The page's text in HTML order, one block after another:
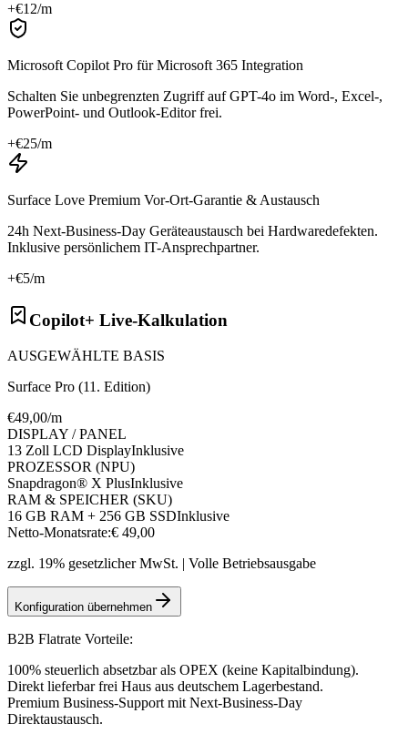
+€12/m
Microsoft Copilot Pro für Microsoft 365 Integration
Schalten Sie unbegrenzten Zugriff auf GPT-4o im Word-, Excel-,
PowerPoint- und Outlook-Editor frei.
+€25/m
Surface Love Premium Vor-Ort-Garantie & Austausch
24h Next-Business-Day Geräteaustausch bei Hardwaredefekten.
Inklusive persönlichem IT-Ansprechpartner.
+€5/m
Copilot+ Live-Kalkulation
AUSGEWÄHLTE BASIS
Surface Pro (11. Edition)
€49,00/m
DISPLAY / PANEL
13 Zoll LCD DisplayInklusive
PROZESSOR (NPU)
Snapdragon® X PlusInklusive
RAM & SPEICHER (SKU)
16 GB RAM + 256 GB SSDInklusive
Netto-Monatsrate:€ 49,00
zzgl. 19% gesetzlicher MwSt. | Volle Betriebsausgabe
Konfiguration übernehmen
B2B Flatrate Vorteile:
100% steuerlich absetzbar als OPEX (keine Kapitalbindung).
Direkt lieferbar frei Haus aus deutschem Lagerbestand.
Premium Business-Support mit Next-Business-Day
Direktaustausch.